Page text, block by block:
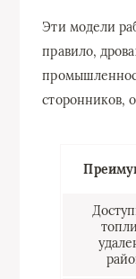
Эти модели
правило,
сторонников,